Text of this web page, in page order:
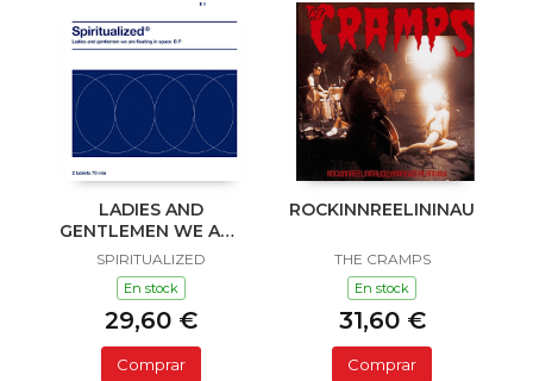
LADIES AND
GENTLEMEN WE ARE
FLOATING IN SPACE
SPIRITUALIZED
En stock
29,60 €
Comprar
THE CRAMPS
En stock
31,60 €
Comprar